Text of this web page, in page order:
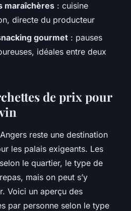
maraîchères : cuisine
directe du producteur
gourmet : pauses
idéales entre deux
de prix pour
reste une destination
les palais exigeants. Les
le quartier, le type de
mais on peut s’y
Voici un aperçu des
par personne selon le type